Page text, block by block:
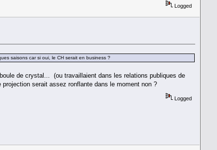
Logged
saisons car si oui, le CH serait en business ?
de crystal... (ou travaillaient dans les relations publiques de
serait assez ronflante dans le moment non ?
Logged